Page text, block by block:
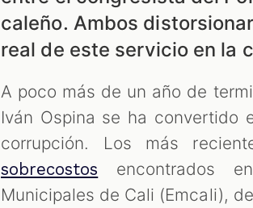
caleño. Ambos
real de este servicio en la
A poco más de un año de
Iván Ospina se ha convertido
corrupción. Los más
sobrecostos encontrados
Municipales de Cali (Emcali),